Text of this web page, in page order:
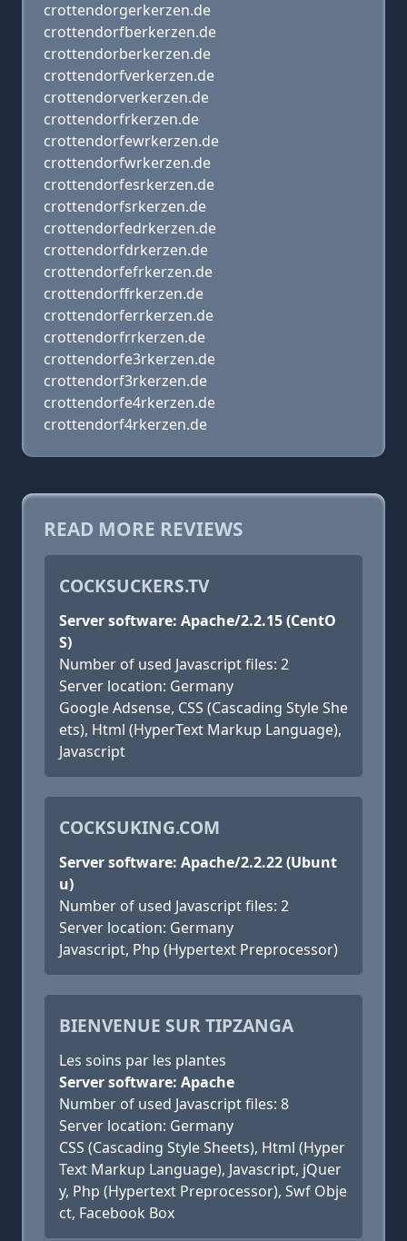
crottendorgerkerzen.de
crottendorfberkerzen.de
crottendorberkerzen.de
crottendorfverkerzen.de
crottendorverkerzen.de
crottendorfrkerzen.de
crottendorfewrkerzen.de
crottendorfwrkerzen.de
crottendorfesrkerzen.de
crottendorfsrkerzen.de
crottendorfedrkerzen.de
crottendorfdrkerzen.de
crottendorfefrkerzen.de
crottendorffrkerzen.de
crottendorferrkerzen.de
crottendorfrrkerzen.de
crottendorfe3rkerzen.de
crottendorf3rkerzen.de
crottendorfe4rkerzen.de
crottendorf4rkerzen.de
READ MORE REVIEWS
COCKSUCKERS.TV
Server software: Apache/2.2.15 (CentO
S)
Number of used Javascript files: 2
Server location: Germany
Google Adsense, CSS (Cascading Style She
ets), Html (HyperText Markup Language),
Javascript
COCKSUKING.COM
Server software: Apache/2.2.22 (Ubunt
u)
Number of used Javascript files: 2
Server location: Germany
Javascript, Php (Hypertext Preprocessor)
BIENVENUE SUR TIPZANGA
Les soins par les plantes
Server software: Apache
Number of used Javascript files: 8
Server location: Germany
CSS (Cascading Style Sheets), Html (Hyper
Text Markup Language), Javascript, jQuer
y, Php (Hypertext Preprocessor), Swf Obje
ct, Facebook Box